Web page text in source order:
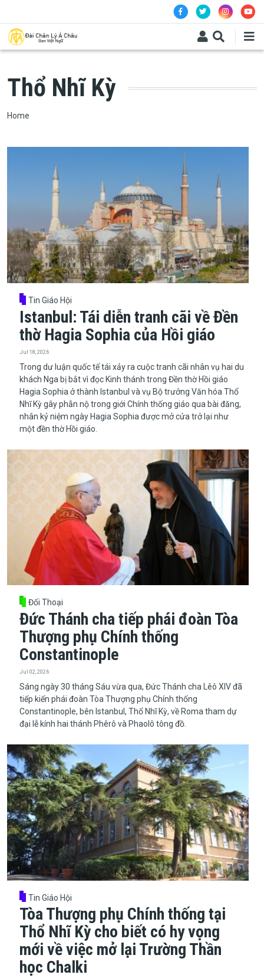
Thổ Nhĩ Kỳ
Breadcrumb
Home
Tin Giáo Hội
Istanbul: Tái diễn tranh cãi về Đền
thờ Hagia Sophia của Hồi giáo
Jul 18, 2026
Trong dư luận quốc tế tái xảy ra cuộc tranh cãi nhân vụ hai du
khách Nga bị bắt vì đọc Kinh thánh trong Đền thờ Hồi giáo
Hagia Sophia ở thành Istanbul và vụ Bộ trưởng Văn hóa Thổ
Nhĩ Kỳ gây phẫn nộ trong giới Chính thống giáo qua bài đăng,
nhân kỷ niệm ngày Hagia Sophia được mở cửa trở lại như
một đền thờ Hồi giáo.
Đối Thoại
Đức Thánh cha tiếp phái đoàn Tòa
Thượng phụ Chính thống
Constantinople
Jul 02, 2026
Sáng ngày 30 tháng Sáu vừa qua, Đức Thánh cha Lêô XIV đã
tiếp kiến phái đoàn Tòa Thượng phụ Chính thống
Constantinople, bên Istanbul, Thổ Nhĩ Kỳ, về Roma tham dự
đại lễ kính hai thánh Phêrô và Phaolô tông đồ.
Tin Giáo Hội
Tòa Thượng phụ Chính thống tại
Thổ Nhĩ Kỳ cho biết có hy vọng
mới về việc mở lại Trường Thần
học Chalki